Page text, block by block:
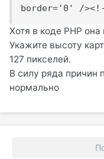
border='0' /
Хотя в коде PHP
Укажите высоту
127 пикселей.
В силу ряда причин
нормально